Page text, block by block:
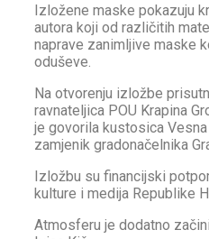
Izložene maske pokazuju
autora koji od različitih
naprave zanimljive maske
oduševe.
Na otvorenju izložbe
ravnateljica POU Krapina
je govorila kustosica
zamjenik gradonačelnika
Izložbu su financijski
kulture i medija Republike
Atmosferu je dodatno